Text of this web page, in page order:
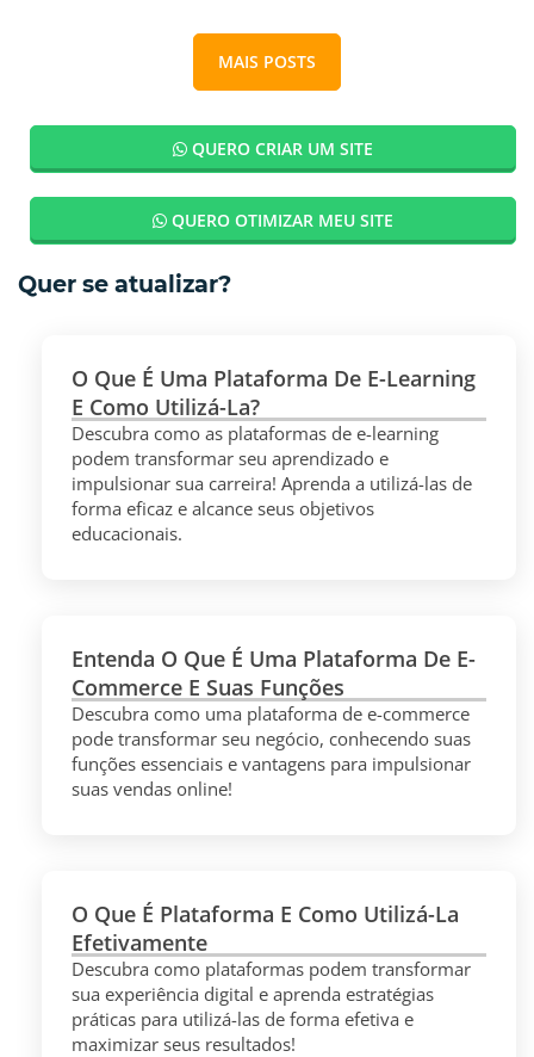
MAIS POSTS
QUERO CRIAR UM SITE
QUERO OTIMIZAR MEU SITE
Quer se atualizar?
O Que É Uma Plataforma De E-Learning
E Como Utilizá-La?
Descubra como as plataformas de e-learning
podem transformar seu aprendizado e
impulsionar sua carreira! Aprenda a utilizá-las de
forma eficaz e alcance seus objetivos
educacionais.
Entenda O Que É Uma Plataforma De E-
Commerce E Suas Funções
Descubra como uma plataforma de e-commerce
pode transformar seu negócio, conhecendo suas
funções essenciais e vantagens para impulsionar
suas vendas online!
O Que É Plataforma E Como Utilizá-La
Efetivamente
Descubra como plataformas podem transformar
sua experiência digital e aprenda estratégias
práticas para utilizá-las de forma efetiva e
maximizar seus resultados!